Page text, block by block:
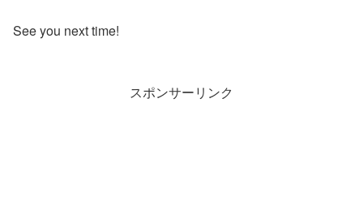
See you next time!
スポンサーリンク